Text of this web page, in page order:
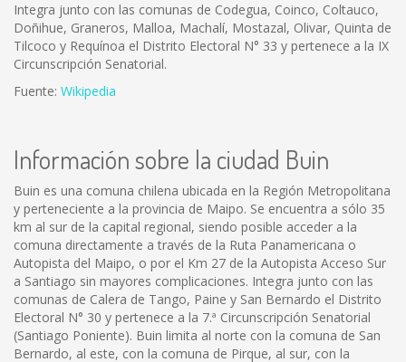
Integra junto con las comunas de Codegua, Coinco, Coltauco,
Doñihue, Graneros, Malloa, Machalí, Mostazal, Olivar, Quinta de
Tilcoco y Requínoa el Distrito Electoral N° 33 y pertenece a la IX
Circunscripción Senatorial.
Fuente: Wikipedia
Información sobre la ciudad Buin
Buin es una comuna chilena ubicada en la Región Metropolitana
y perteneciente a la provincia de Maipo. Se encuentra a sólo 35
km al sur de la capital regional, siendo posible acceder a la
comuna directamente a través de la Ruta Panamericana o
Autopista del Maipo, o por el Km 27 de la Autopista Acceso Sur
a Santiago sin mayores complicaciones. Integra junto con las
comunas de Calera de Tango, Paine y San Bernardo el Distrito
Electoral N° 30 y pertenece a la 7.ª Circunscripción Senatorial
(Santiago Poniente). Buin limita al norte con la comuna de San
Bernardo, al este, con la comuna de Pirque, al sur, con la